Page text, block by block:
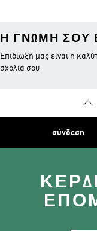
Η ΓΝΏΜΗ ΣΟΥ
Επιδίωξή μας είναι η
σχόλιά σου
σύνδεση